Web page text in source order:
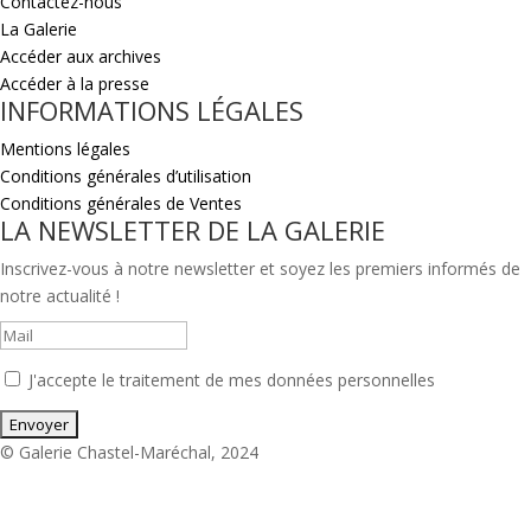
La Galerie
Accéder aux archives
Accéder à la presse
INFORMATIONS LÉGALES
Mentions légales
Conditions générales d’utilisation
Conditions générales de Ventes
LA NEWSLETTER DE LA GALERIE
Inscrivez-vous à notre newsletter et soyez les premiers informés de
notre actualité !
J'accepte le traitement de mes données personnelles
© Galerie Chastel-Maréchal, 2024